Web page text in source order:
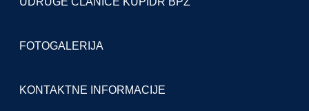
FOTOGALERIJA
KONTAKTNE INFORMACIJE